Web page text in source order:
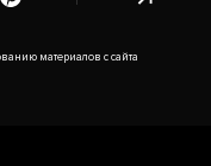
материалов с сайта